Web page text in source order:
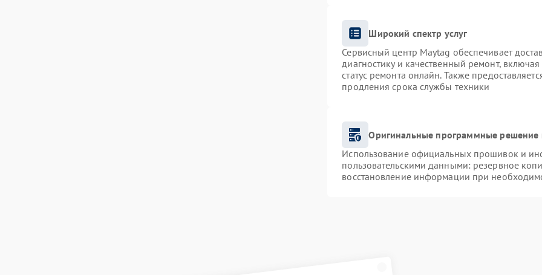
Широкий спектр услуг
Сервисный центр Maytag обеспечивает
диагностику и качественный ремонт,
статус ремонта онлайн. Также
продления срока службы техники
Оригинальные программные решение
Использование официальных прошивок и
пользовательскими данными: резервное
восстановление информации при